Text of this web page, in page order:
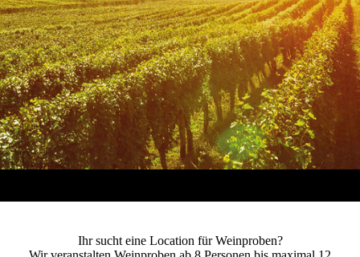
Ihr sucht eine Location für Weinproben?